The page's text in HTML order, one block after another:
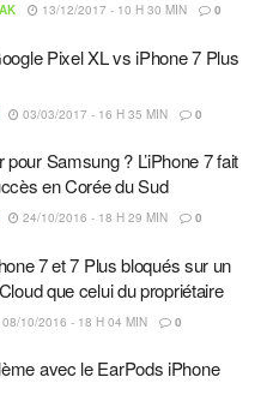
13/12/2017 - 10 H 30 MIN 0
Pixel XL vs iPhone 7 Plus
03/03/2017 - 16 H 35 MIN 0
Samsung ? L’iPhone 7 fait
en Corée du Sud
24/10/2016 - 18 H 29 MIN 0
7 et 7 Plus bloqués sur un
que celui du propriétaire
08/10/2016 - 18 H 04 MIN 0
avec le EarPods iPhone